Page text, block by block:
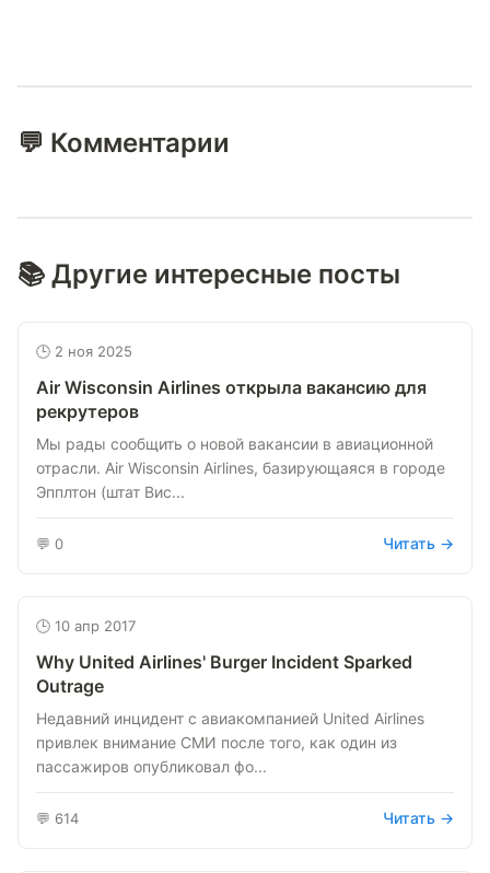
💬 Комментарии
📚 Другие интересные посты
🕒 2 ноя 2025
Air Wisconsin Airlines открыла вакансию для
рекрутеров
Мы рады сообщить о новой вакансии в авиационной
отрасли. Air Wisconsin Airlines, базирующаяся в городе
Эпплтон (штат Вис...
💬 0 Читать →
🕒 10 апр 2017
Why United Airlines' Burger Incident Sparked
Outrage
Недавний инцидент с авиакомпанией United Airlines
привлек внимание СМИ после того, как один из
пассажиров опубликовал фо...
💬 614 Читать →